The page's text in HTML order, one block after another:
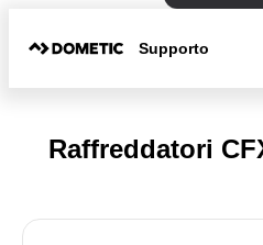
Supporto
Raffreddatori